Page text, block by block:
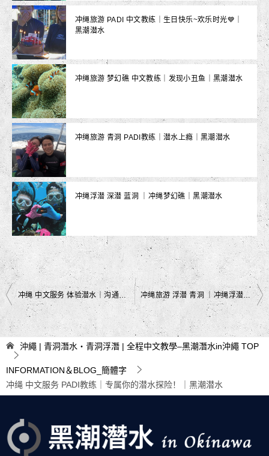
冲绳旅游 PADI 中文教练｜生日快乐~欢乐时光💙｜
黑潮潜水
冲绳旅游 梦幻礁 中文教练｜发现小丑鱼｜黑潮潜水
冲绳旅游 青洞 PADI教练｜潜水上瘾｜黑潮潜水
冲绳浮潜 深潜 蓝洞 ｜冲绳梦幻礁｜黑潮潜水
文
章
导
航
冲绳 中文服务 体验潜水｜沟通无障碍｜黑潮潜水 冲绳旅游 浮潜 青洞 ｜冲绳浮潜探险｜黑潮潜水
沖繩 | 青洞潛水・青洞浮潛 | 全程中文教學–黑潮潛水in沖繩 TOP
INFORMATION＆BLOG_簡體字
冲绳 中文服务 PADI教练｜专属你的潜水探险！｜黑潮潜水